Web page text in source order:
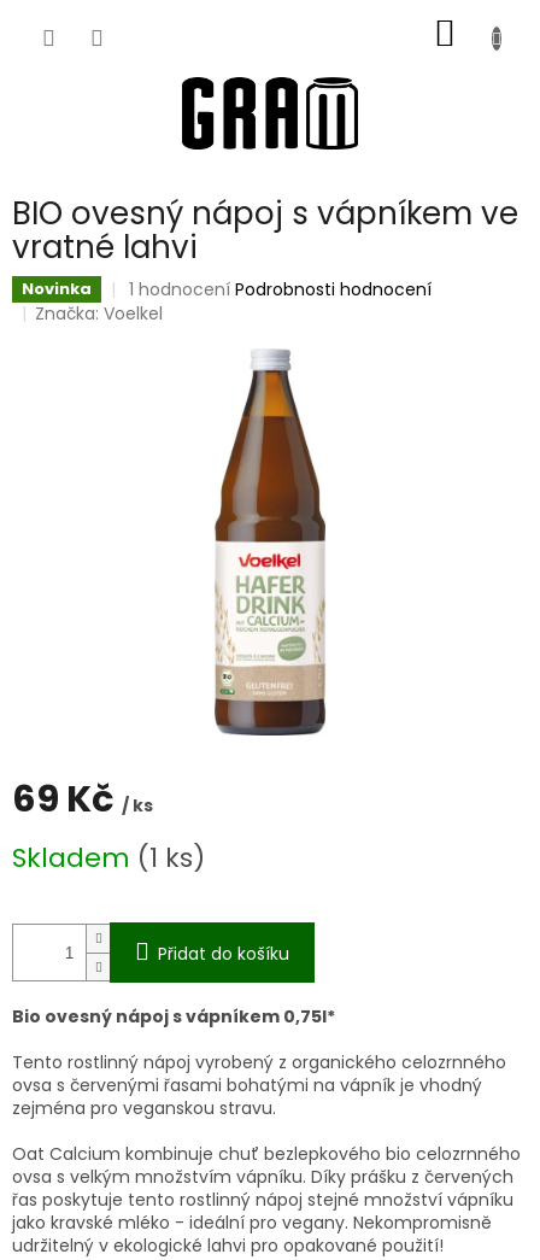
KOŠÍK
BIO ovesný nápoj s vápníkem ve
vratné lahvi
Novinka
Průměrné
hodnocení
1 hodnocení Podrobnosti hodnocení
Značka:Voelkel
69 Kč / ks
cena:
Skladem (1 ks)
Přidat do košíku
Bio ovesný nápoj s vápníkem 0,75l*
Tento rostlinný nápoj vyrobený z organického celozrnného
ovsa s červenými řasami bohatými na vápník je vhodný
zejména pro veganskou stravu.
Oat Calcium kombinuje chuť bezlepkového bio celozrnného
ovsa s velkým množstvím vápníku. Díky prášku z červených
řas poskytuje tento rostlinný nápoj stejné množství vápníku
jako kravské mléko - ideální pro vegany. Nekompromisně
udržitelný v ekologické lahvi pro opakované použití!